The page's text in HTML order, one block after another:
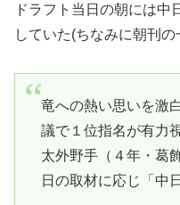
ドラフト当日の朝には中
していた(ちなみに朝刊の
竜への熱い思いを激
議で１位指名が有力
太外野手（４年・葛
日の取材に応じ「中